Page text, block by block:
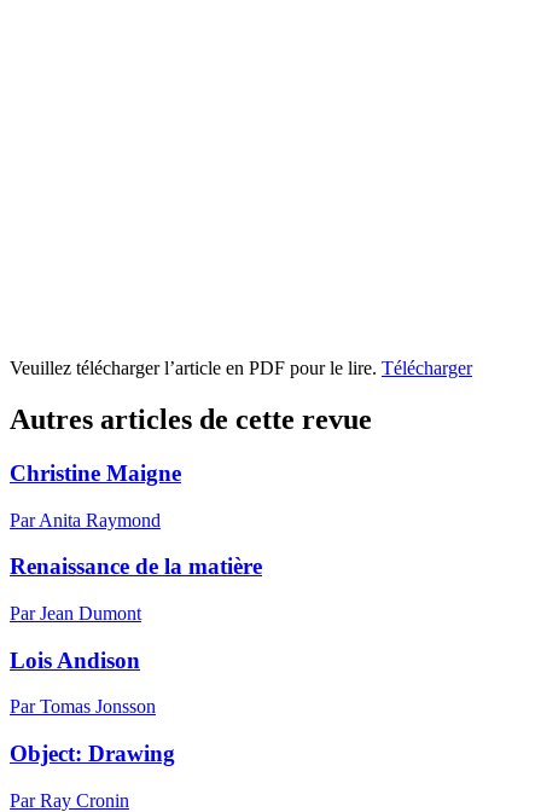
Veuillez télécharger l’article en PDF pour le lire. Télécharger
Autres articles de cette revue
Christine Maigne
Par Anita Raymond
Renaissance de la matière
Par Jean Dumont
Lois Andison
Par Tomas Jonsson
Object: Drawing
Par Ray Cronin